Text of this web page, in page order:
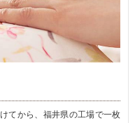
てから、福井県の工場で一枚